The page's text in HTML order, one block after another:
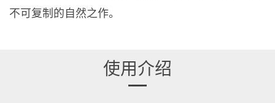
不可复制的自然之作。
使用介绍